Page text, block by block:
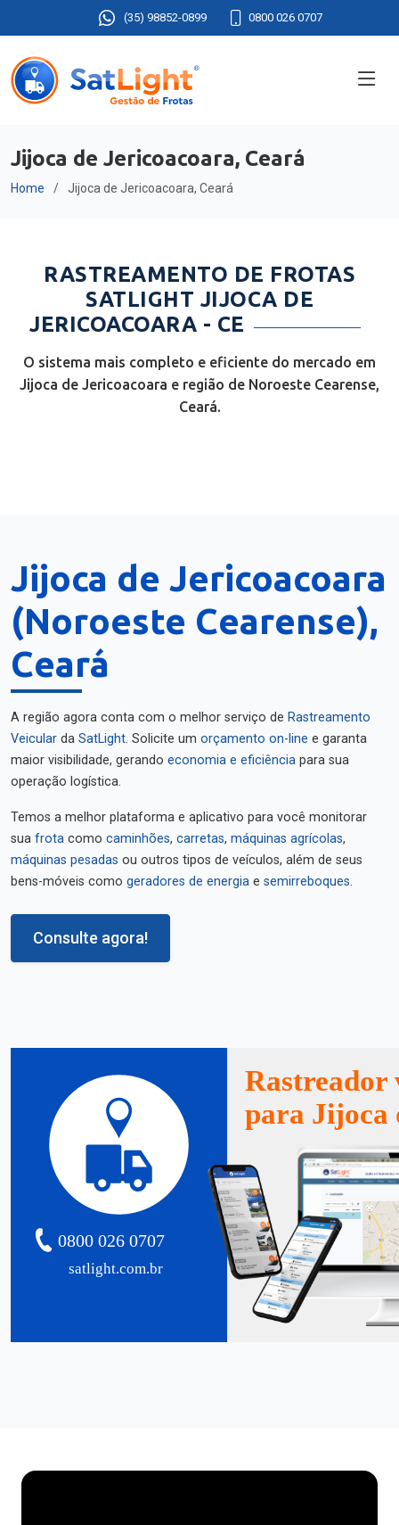
(35) 98852-0899 0800 026 0707
Jijoca de Jericoacoara, Ceará
Home Jijoca de Jericoacoara, Ceará
RASTREAMENTO DE FROTAS
SATLIGHT JIJOCA DE
JERICOACOARA - CE
O sistema mais completo e eficiente do mercado em
Jijoca de Jericoacoara e região de Noroeste Cearense,
Ceará.
Jijoca de Jericoacoara
(Noroeste Cearense),
Ceará
A região agora conta com o melhor serviço de Rastreamento
Veicular da SatLight. Solicite um orçamento on-line e garanta
maior visibilidade, gerando economia e eficiência para sua
operação logística.
Temos a melhor plataforma e aplicativo para você monitorar
sua frota como caminhões, carretas, máquinas agrícolas,
máquinas pesadas ou outros tipos de veículos, além de seus
bens-móveis como geradores de energia e semirreboques.
Consulte agora!
satlight.com.br
0800 026 0707
Rastreador
para Jijoca